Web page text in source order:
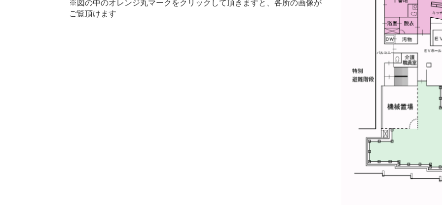
※図の中のオレンジ丸マークをクリックして頂きますと、各所の画像が
ご覧頂けます